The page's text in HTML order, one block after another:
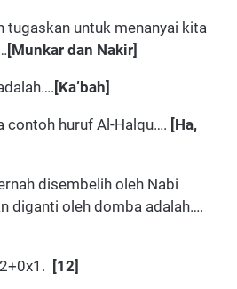
tugaskan untuk menanyai kita
[Munkar dan Nakir]
[Ka’bah]
contoh huruf Al-Halqu…. [Ha,
disembelih oleh Nabi
diganti oleh domba adalah….
[12]